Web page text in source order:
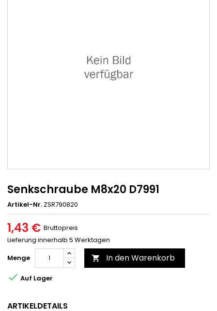
Senkschraube M8x20 D7991
Artikel-Nr. ZSR790820
1,43 € Bruttopreis
Lieferung innerhalb 5 Werktagen
Menge
 In den Warenkorb
 Auf Lager
ARTIKELDETAILS